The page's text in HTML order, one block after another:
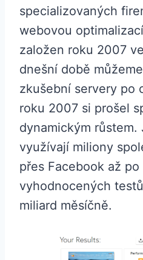
specializovaných
webovou
založen roku 2007
dnešní době
zkušební servery po
roku 2007 si prošel
dynamickým růstem.
využívají miliony
přes Facebook až
vyhodnocených
miliard měsíčně.